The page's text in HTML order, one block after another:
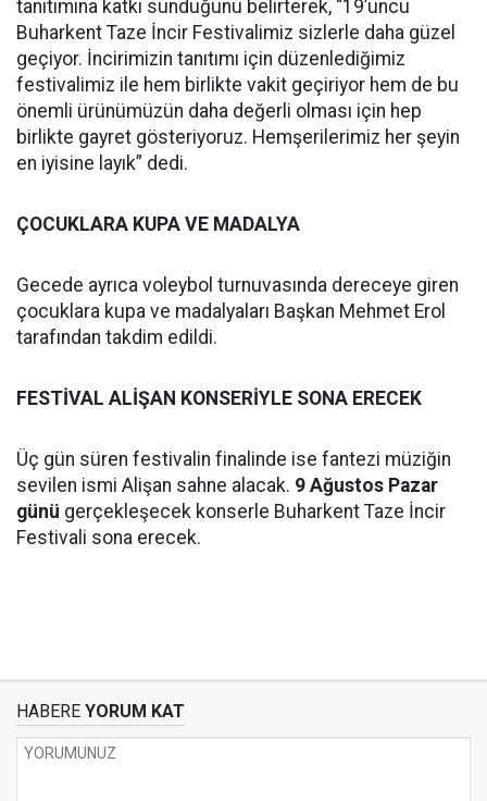
tanıtımına katkı sunduğunu belirterek, “19’uncu
Buharkent Taze İncir Festivalimiz sizlerle daha güzel
geçiyor. İncirimizin tanıtımı için düzenlediğimiz
festivalimiz ile hem birlikte vakit geçiriyor hem de bu
önemli ürünümüzün daha değerli olması için hep
birlikte gayret gösteriyoruz. Hemşerilerimiz her şeyin
en iyisine layık” dedi.
ÇOCUKLARA KUPA VE MADALYA
Gecede ayrıca voleybol turnuvasında dereceye giren
çocuklara kupa ve madalyaları Başkan Mehmet Erol
tarafından takdim edildi.
FESTİVAL ALİŞAN KONSERİYLE SONA ERECEK
Üç gün süren festivalin finalinde ise fantezi müziğin
sevilen ismi Alişan sahne alacak. 9 Ağustos Pazar
günü gerçekleşecek konserle Buharkent Taze İncir
Festivali sona erecek.
HABERE YORUM KAT